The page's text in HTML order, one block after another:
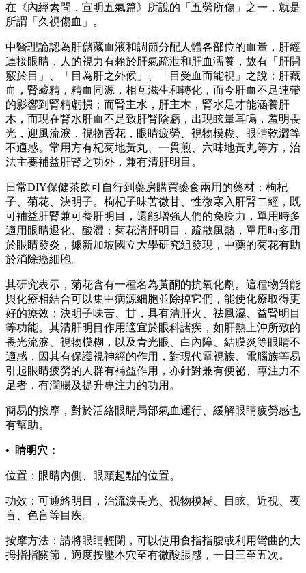
在《內經素問．宣明五氣篇》所說的「五勞所傷」之一，就是
所謂「久視傷血」。
中醫理論認為肝儲藏血液和調節分配人體各部位的血量，肝經
連接眼睛，人的視力有賴於肝氣疏泄和肝血濡養，故有「肝開
竅於目」、「目為肝之外候」、「目受血而能視」之說；肝藏
血，腎藏精，精血同源，相互滋生和轉化，而今肝血不足連帶
的影響到腎精虧損；而腎主水，肝主木，腎水足才能涵養肝
木，而現在腎水肝血不足致肝腎陰虧，出現眩暈耳鳴，羞明畏
光，迎風流淚，視物昏花，眼睛疲勞、視物模糊、眼睛乾澀等
不適感。常用方有杞菊地黃丸、一貫煎、六味地黃丸等方，治
法主要補益肝腎之功外，兼有清肝明目。
日常DIY保健茶飲可自行到藥房購買藥食兩用的藥材：枸杞
子、菊花、決明子。枸杞子味苦微甘、性微寒入肝腎二經，既
可補益肝腎兼可養肝明目，還能增強人們的免疫力，單用時多
適用眼睛退化、酸澀；菊花清肝明目，疏散風熱，單用時多用
於眼睛發炎，據新加坡國立大學研究組發現，中藥的菊花有助
於消除癌細胞。
其研究表示，菊花含有一種名為黃酮的抗氧化劑。這種物質能
與化療相結合可以集中病源細胞並除掉它們，能使化療取得更
好的療效；決明子味苦、甘，具有清肝火、祛風濕、益腎明目
等功能。其清肝明目作用適宜於眼科諸疾，如肝熱上沖所致的
畏光流淚、視物模糊，以及青光眼、白內障、結膜炎等眼睛不
適感，因其有保護視神經的作用，對現代電視族、電腦族等易
引起眼睛疲勞的人群有補益作用，亦針對兼有便祕、專注力不
足者，有潤腸及提升專注力的功用。
簡易的按摩，對於活絡眼睛局部氣血運行、緩解眼睛疲勞感也
有幫助。
• 睛明穴：
位置：眼睛內側、眼頭起點的位置。
功效：可通絡明目，治流淚畏光、視物模糊、目眩、近視、夜
盲、色盲等目疾。
按摩方法：請將眼睛輕閉，可以使用食指指腹或利用彎曲的大
拇指指關節，適度按壓本穴至有微酸脹感，一日三至五次。